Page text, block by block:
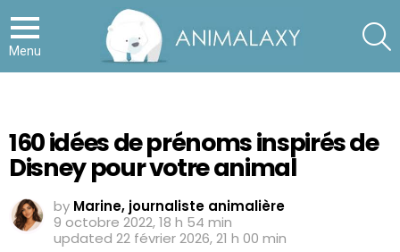
Menu
160 idées de prénoms inspirés de
Disney pour votre animal
by Marine, journaliste animalière
9 octobre 2022, 18 h 54 min
updated 22 février 2026, 21 h 00 min